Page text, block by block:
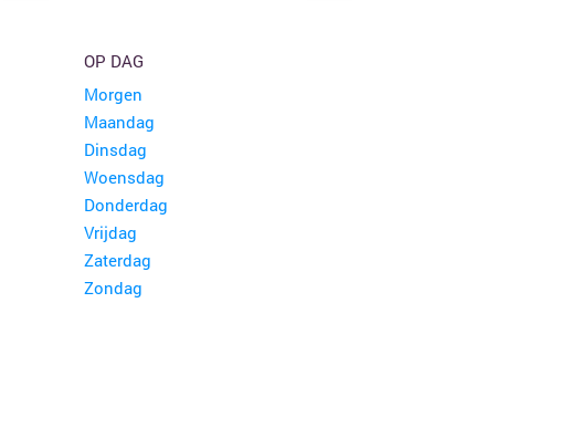
OP DAG
Morgen
Maandag
Dinsdag
Woensdag
Donderdag
Vrijdag
Zaterdag
Zondag